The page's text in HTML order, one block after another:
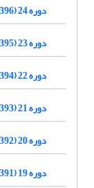
دوره 24 (1396)
دوره 23 (1395)
دوره 22 (1394)
دوره 21 (1393)
دوره 20 (1392)
دوره 19 (1391)